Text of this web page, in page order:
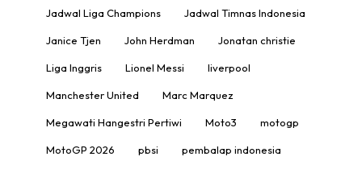
Jadwal Liga Champions Jadwal Timnas Indonesia
Janice Tjen John Herdman Jonatan christie
Liga Inggris Lionel Messi liverpool
Manchester United Marc Marquez
Megawati Hangestri Pertiwi Moto3 motogp
MotoGP 2026 pbsi pembalap indonesia